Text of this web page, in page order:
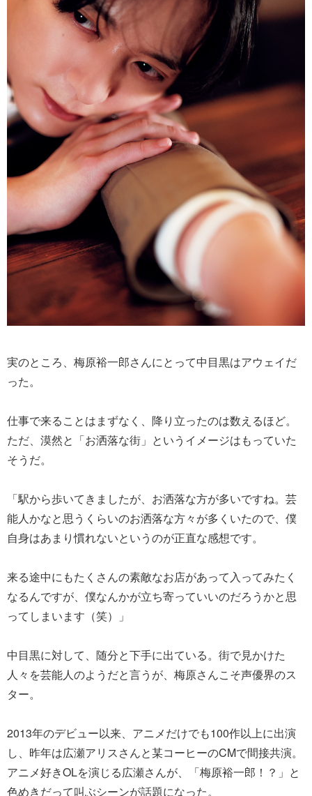
実のところ、梅原裕一郎さんにとって中目黒はアウェイだ
った。
仕事で来ることはまずなく、降り立ったのは数えるほど。
ただ、漠然と「お洒落な街」というイメージはもっていた
そうだ。
「駅から歩いてきましたが、お洒落な方が多いですね。芸
能人かなと思うくらいのお洒落な方々が多くいたので、僕
自身はあまり慣れないというのが正直な感想です。
来る途中にもたくさんの素敵なお店があって入ってみたく
なるんですが、僕なんかが立ち寄っていいのだろうかと思
ってしまいます（笑）」
中目黒に対して、随分と下手に出ている。街で見かけた
人々を芸能人のようだと言うが、梅原さんこそ声優界のス
ター。
2013年のデビュー以来、アニメだけでも100作以上に出演
し、昨年は広瀬アリスさんと某コーヒーのCMで間接共演。
アニメ好きOLを演じる広瀬さんが、「梅原裕一郎！？」と
色めきだって叫ぶシーンが話題になった。